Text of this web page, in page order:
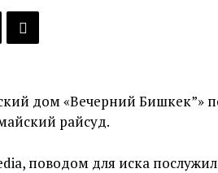
дом «Вечерний Бишкек”»
райсуд.
поводом для иска